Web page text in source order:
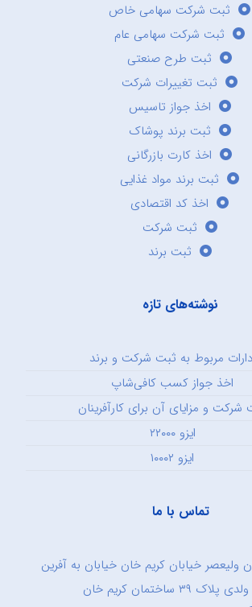
ثبت شرکت سهامی خاص
ثبت شرکت سهامی عام
ثبت طرح صنعتی
ثبت تغییرات شرکت
اخذ جواز تاسیس
ثبت برند پوشاک
اخذ کارت بازرگانی
ثبت برند مواد غذایی
اخذ کد اقتصادی
ثبت شرکت
ثبت برند
نوشته‌های تازه
مربوط به ثبت شرکت و برند
اخذ جواز کسب کافی‌شاپ
شرکت و مزایای آن برای کارآفرینان
ایزو ۲۲۰۰۰
ایزو ۱۰۰۰۲
تماس با ما
ولیعصر خیابان کریم خان خیابان به آفرین
۳۹ ساختمان کریم خان